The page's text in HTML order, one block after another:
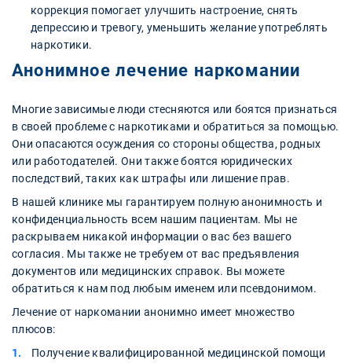
коррекция помогает улучшить настроение, снять
депрессию и тревогу, уменьшить желание употреблять
наркотики.
Анонимное лечение наркомании
Многие зависимые люди стесняются или боятся признаться
в своей проблеме с наркотиками и обратиться за помощью.
Они опасаются осуждения со стороны общества, родных
или работодателей. Они также боятся юридических
последствий, таких как штрафы или лишение прав.
В нашей клинике мы гарантируем полную анонимность и
конфиденциальность всем нашим пациентам. Мы не
раскрываем никакой информации о вас без вашего
согласия. Мы также не требуем от вас предъявления
документов или медицинских справок. Вы можете
обратиться к нам под любым именем или псевдонимом.
Лечение от наркомании анонимно имеет множество
плюсов:
Получение квалифицированной медицинской помощи